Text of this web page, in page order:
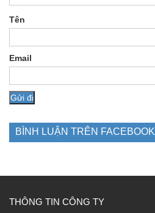
Tên
Email
BÌNH LUẬN TRÊN FACEBOOK
THÔNG TIN CÔNG TY